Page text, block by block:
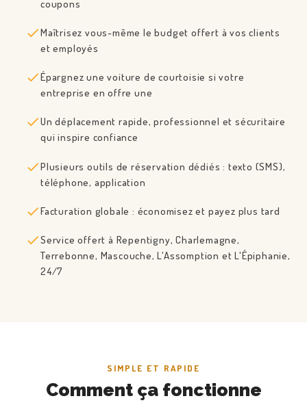
RÉSERVATION
HITS BUSINESS
TARIFS
coupons
Maîtrisez vous-même le budget offert à vos clients
et employés
Épargnez une voiture de courtoisie si votre
entreprise en offre une
Un déplacement rapide, professionnel et sécuritaire
qui inspire confiance
Plusieurs outils de réservation dédiés : texto (SMS),
téléphone, application
Facturation globale : économisez et payez plus tard
Service offert à Repentigny, Charlemagne,
Terrebonne, Mascouche, L'Assomption et L'Épiphanie,
24/7
SIMPLE ET RAPIDE
Comment ça fonctionne